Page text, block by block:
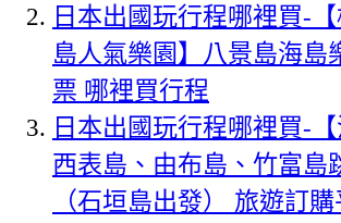
日本出國玩行程哪裡買-
島人氣樂園】八景島海島
票 哪裡買行程
日本出國玩行程哪裡買-【
西表島、由布島、竹富島
（石垣島出發） 旅遊訂